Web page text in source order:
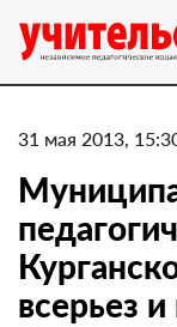
31 мая 2013,
всерьез